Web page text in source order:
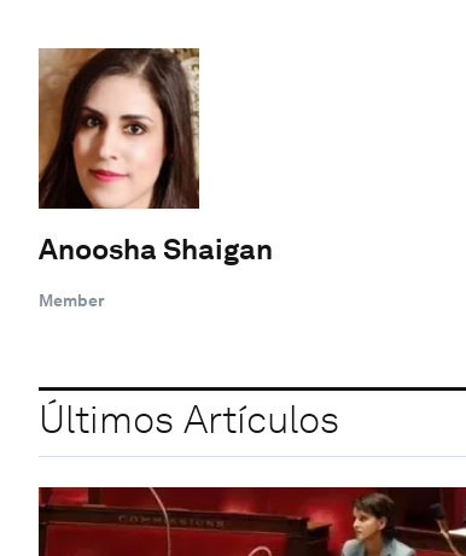
Anoosha Shaigan
Member
Últimos Artículos